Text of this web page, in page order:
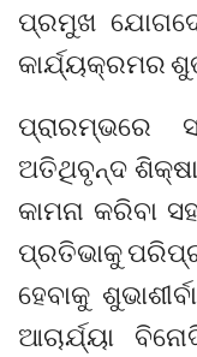
ପ୍ରମୁଖ
କାର୍ଯ୍ୟକ୍ରମର
ପ୍ରାରମ୍ଭରେ
ଅତିଥିବୃନ୍ଦ
କାମନା କରିବା
ପ୍ରତିଭାକୁ
ହେବାକୁ
ଆଚାର୍ଯ୍ୟା